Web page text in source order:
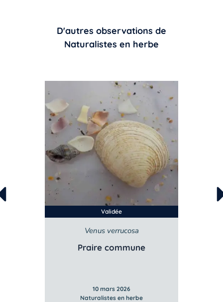
D'autres observations de
Naturalistes en herbe
Validée
Venus verrucosa
Praire commune
10 mars 2026
Naturalistes en herbe